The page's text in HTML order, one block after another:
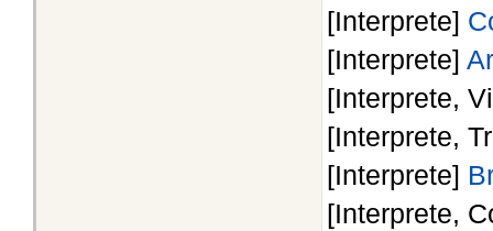
[Interprete]
[Interprete]
[Interprete,
[Interprete,
[Interprete]
[Interprete,